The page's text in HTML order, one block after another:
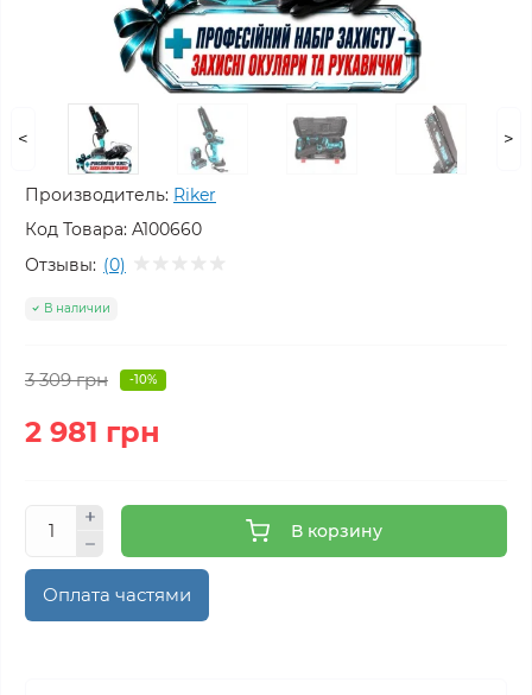
< >
Производитель: Riker
Код Товара: A100660
Отзывы: (0)
В наличии
3 309 грн -10%
2 981 грн
В корзину
Оплата частями